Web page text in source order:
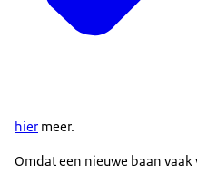
hier meer.
Omdat een nieuwe baan